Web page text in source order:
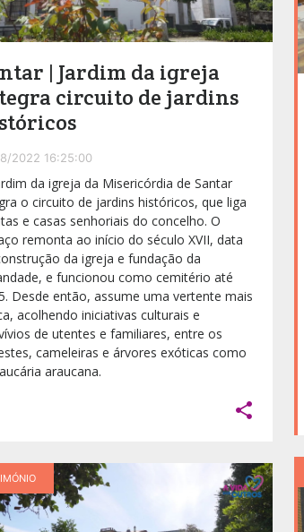
| Jardim da igreja
circuito de jardins
2022 16:25:00
da igreja da Misericórdia de Santar
o circuito de jardins históricos, que liga
e casas senhoriais do concelho. O
remonta ao início do século XVII, data
da igreja e fundação da
e funcionou como cemitério até
Desde então, assume uma vertente mais
acolhendo iniciativas culturais e
de utentes e familiares, entre os
cameleiras e árvores exóticas como
araucana.
